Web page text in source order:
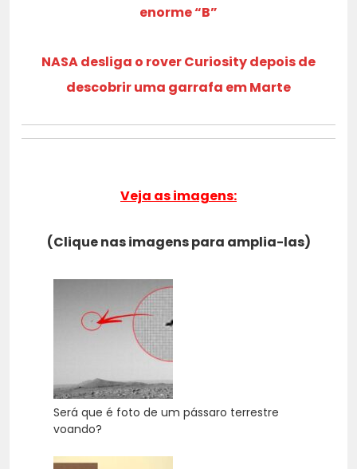
enorme “B”
NASA desliga o rover Curiosity depois de
descobrir uma garrafa em Marte
Veja as imagens:
(Clique nas imagens para amplia-las)
Será que é foto de um pássaro terrestre
voando?